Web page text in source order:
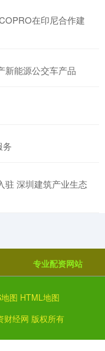
在印尼合作建
新能源公交车产品
务
驻 深圳建筑产业生态
专业配资网站
图 HTML地图
财经网 版权所有